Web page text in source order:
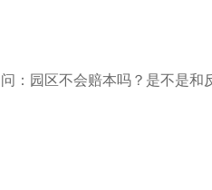
：园区不会赔本吗？是不是和